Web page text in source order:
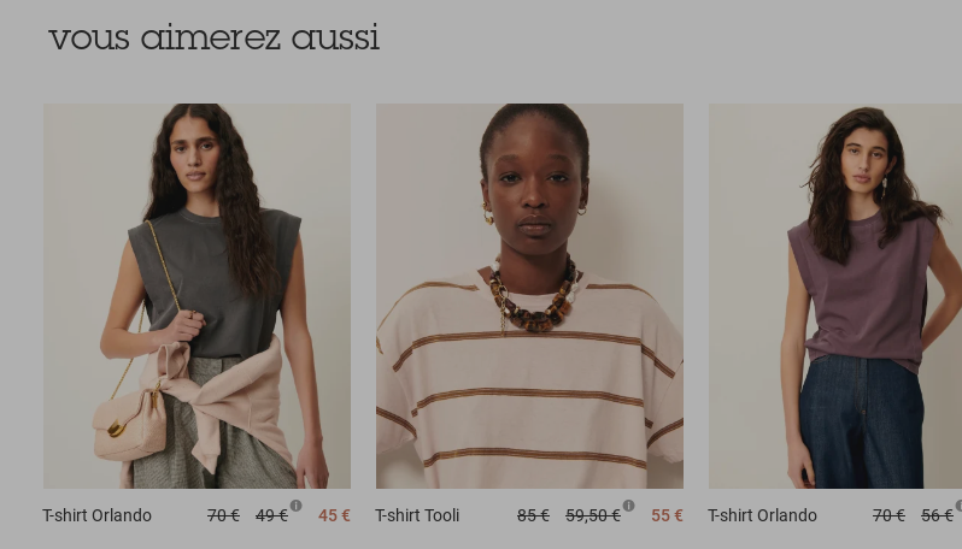
vous aimerez aussi
T-shirt Orlando 70 € 49 € 45 € T-shirt Tooli 85 € 59,50 € 55 € T-shirt Orlando 70 € 56 €